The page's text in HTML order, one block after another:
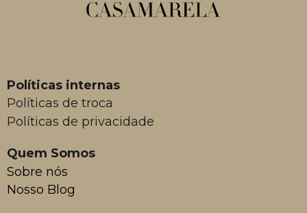
Políticas internas
Políticas de troca
Políticas de privacidade
Quem Somos
Sobre nós
Nosso Blog